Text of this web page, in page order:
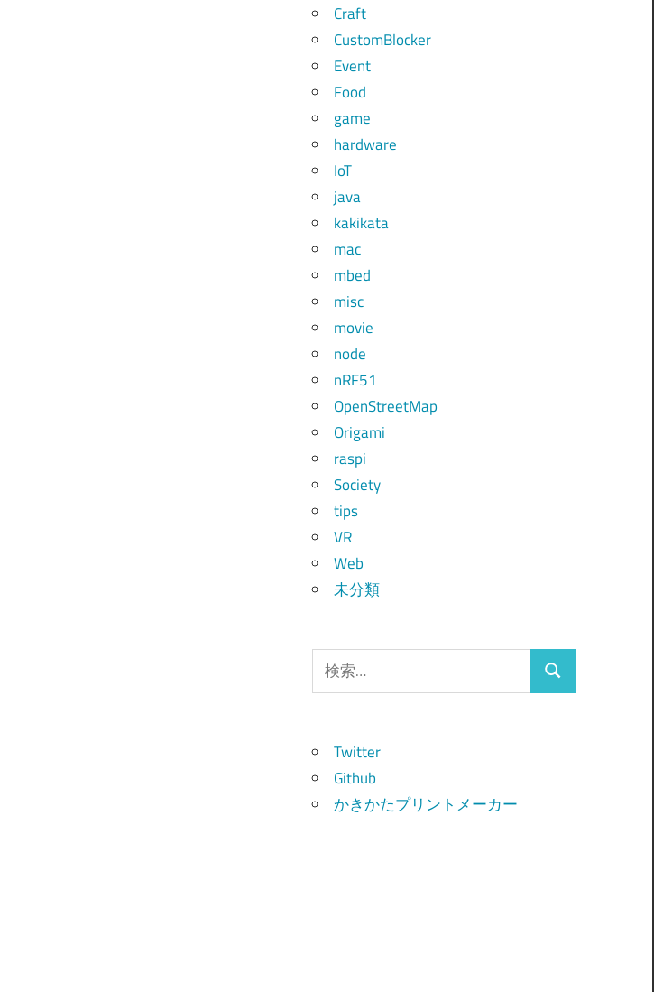
Craft
CustomBlocker
Event
Food
game
hardware
IoT
java
kakikata
mac
mbed
misc
movie
node
nRF51
OpenStreetMap
Origami
raspi
Society
tips
VR
Web
未分類
索:
検
Twitter
Github
かきかたプリントメーカー